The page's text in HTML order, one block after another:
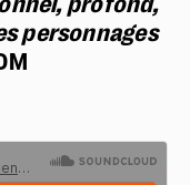
personnages